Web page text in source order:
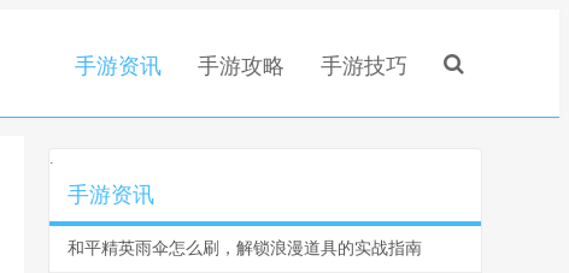
手游资讯 手游攻略 手游技巧
.
手游资讯
和平精英雨伞怎么刷，解锁浪漫道具的实战指南